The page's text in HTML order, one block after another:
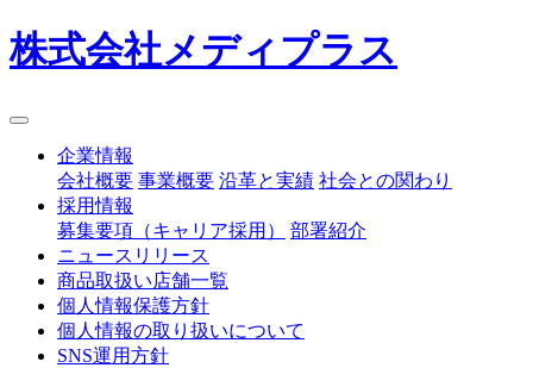
株式会社メディプラス
企業情報
会社概要 事業概要 沿革と実績 社会との関わり
採用情報
募集要項（キャリア採用）
部署紹介
ニュースリリース
商品取扱い店舗一覧
個人情報保護方針
個人情報の取り扱いについて
SNS運用方針